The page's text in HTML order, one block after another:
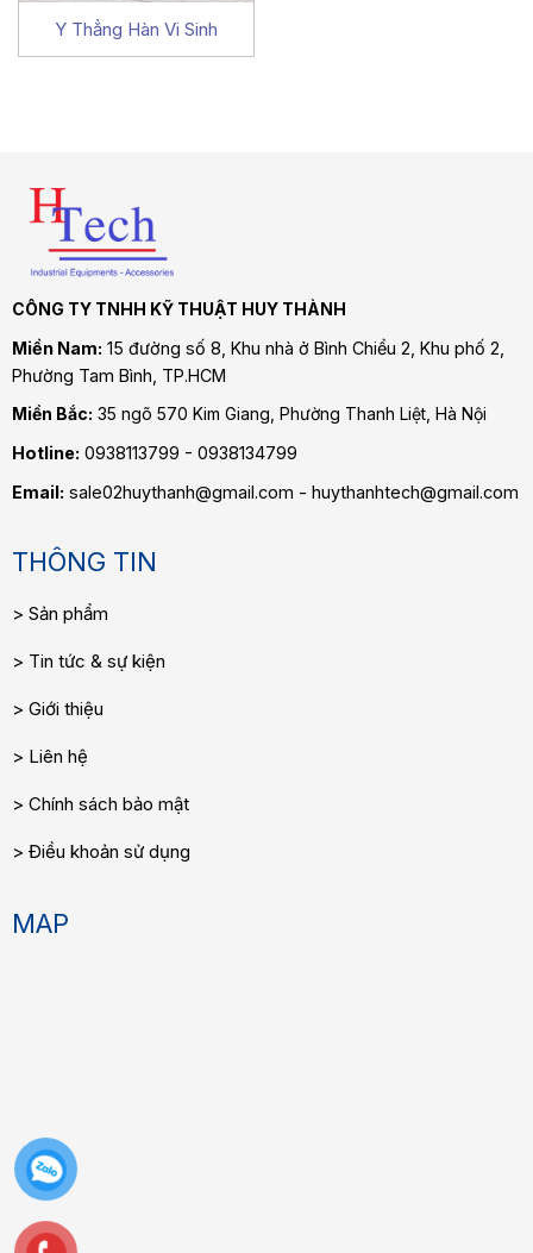
Y Thẳng Hàn Vi Sinh
CÔNG TY TNHH KỸ THUẬT HUY THÀNH
Miền Nam: 15 đường số 8, Khu nhà ở Bình Chiểu 2, Khu phố 2,
Phường Tam Bình , TP.HCM
Miền Bắc: 35 ngõ 570 Kim Giang, Phường Thanh Liệt, Hà Nội
Hotline: 0938113799 - 0938134799
Email: sale02huythanh@gmail.com - huythanhtech@gmail.com
THÔNG TIN
Sản phẩm
Tin tức & sự kiện
Giới thiệu
Liên hệ
Chính sách bảo mật
Điều khoản sử dụng
MAP